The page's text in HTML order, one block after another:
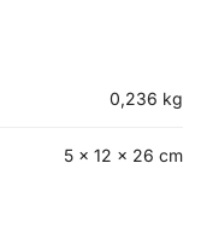
0,236 kg
5 × 12 × 26 cm